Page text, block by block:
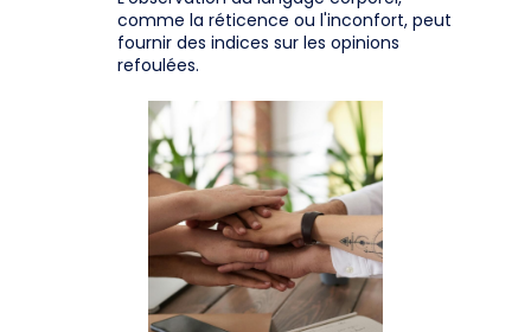
comme la réticence ou l'inconfort, peut
fournir des indices sur les opinions
refoulées.